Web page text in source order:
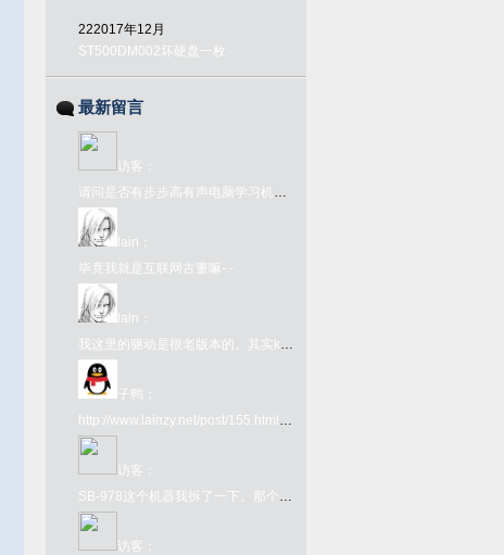
222017年12月
ST500DM002坏硬盘一枚
最新留言
访客
请问是否有步步高有声电脑学习机语音1号或2号的ROM文件？
lain
毕竟我就是互联网古董嘛-.-
lain
我这里的驱动是很老版本的。其实kx驱动网上很好下载啊。在github上有kx驱动的下载链接：https://github.com/kxproject/kX-Audio-driver-binaries
子鸭
http://www.lainzy.net/post/155.html您好 这个百度网盘链接里面的文件是否还能下载 很难找
访客
SB-978这个机器我拆了一下。那个FC转接卡内部其实是一个牛屎版的UM6561，所以那个转接卡本身就是个FC了，插到978上只为了取电和接入手柄键盘吧就。978本体是另一颗牛屎，看不出任何型号。很奇葩的一个主机型号了。
访客